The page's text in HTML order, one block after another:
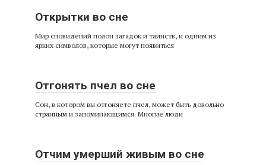
Открытки во сне
Мир сновидений полон загадок и таинств, и одним из
ярких символов, которые могут появиться
Отгонять пчел во сне
Сон, в котором вы отгоняете пчел, может быть довольно
странным и запоминающимся. Многие люди
Отчим умерший живым во сне